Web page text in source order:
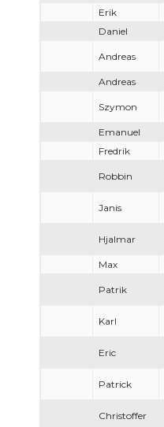
Erik
Daniel
Andreas
Andreas
Szymon
Emanuel
Fredrik
Robbin
Janis
Hjalmar
Max
Patrik
Karl
Eric
Patrick
Christoffer